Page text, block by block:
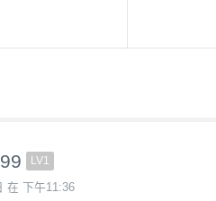
LV1
在 下午11:36